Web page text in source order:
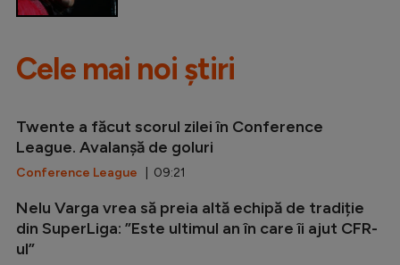
Cele mai noi știri
Twente a făcut scorul zilei în Conference
League. Avalanșă de goluri
Conference League | 09:21
Nelu Varga vrea să preia altă echipă de tradiție
din SuperLiga: ”Este ultimul an în care îi ajut CFR-
ul”